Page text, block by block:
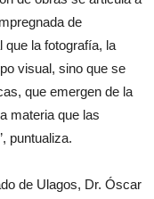
de
que la fotografía, la
visual, sino que se
que emergen de la
materia que las
puntualiza.
de Ulagos, Dr. Óscar